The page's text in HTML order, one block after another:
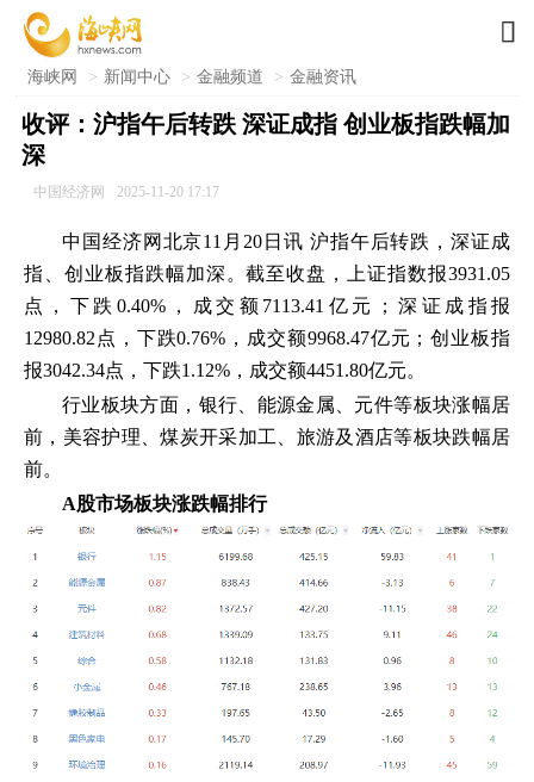

海峡网 > 新闻中心 > 金融频道 > 金融资讯
收评：沪指午后转跌 深证成指 创业板指跌幅加
深
中国经济网 2025-11-20 17:17
中国经济网北京11月20日讯 沪指午后转跌，深证成
指、创业板指跌幅加深。截至收盘，上证指数报3931.05
点，下跌0.40%，成交额7113.41亿元；深证成指报
12980.82点，下跌0.76%，成交额9968.47亿元；创业板指
报3042.34点，下跌1.12%，成交额4451.80亿元。
行业板块方面，银行、能源金属、元件等板块涨幅居
前，美容护理、煤炭开采加工、旅游及酒店等板块跌幅居
前。
A股市场板块涨跌幅排行